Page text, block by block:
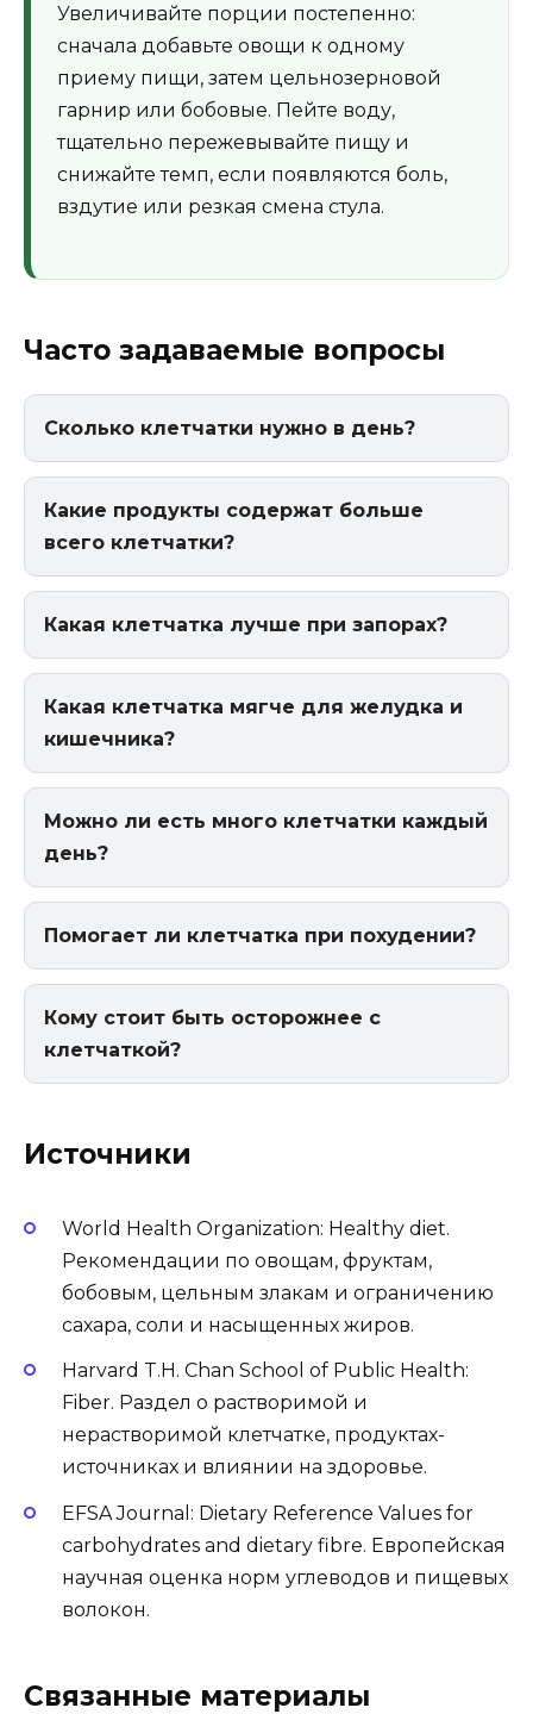
Увеличивайте порции постепенно:
сначала добавьте овощи к одному
приему пищи, затем цельнозерновой
гарнир или бобовые. Пейте воду,
тщательно пережевывайте пищу и
снижайте темп, если появляются боль,
вздутие или резкая смена стула.
Часто задаваемые вопросы
Сколько клетчатки нужно в день?
Какие продукты содержат больше
всего клетчатки?
Какая клетчатка лучше при запорах?
Какая клетчатка мягче для желудка и
кишечника?
Можно ли есть много клетчатки каждый
день?
Помогает ли клетчатка при похудении?
Кому стоит быть осторожнее с
клетчаткой?
Источники
World Health Organization: Healthy diet.
Рекомендации по овощам, фруктам,
бобовым, цельным злакам и ограничению
сахара, соли и насыщенных жиров.
Harvard T.H. Chan School of Public Health:
Fiber. Раздел о растворимой и
нерастворимой клетчатке, продуктах-
источниках и влиянии на здоровье.
EFSA Journal: Dietary Reference Values for
carbohydrates and dietary fibre. Европейская
научная оценка норм углеводов и пищевых
волокон.
Связанные материалы